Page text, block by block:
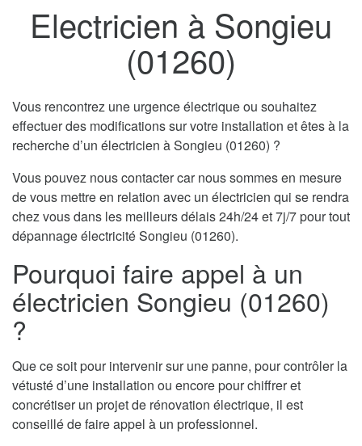
Electricien à Songieu
(01260)
Vous rencontrez une urgence électrique ou souhaitez
effectuer des modifications sur votre installation et êtes à la
recherche d’un électricien à Songieu (01260) ?
Vous pouvez nous contacter car nous sommes en mesure
de vous mettre en relation avec un électricien qui se rendra
chez vous dans les meilleurs délais 24h/24 et 7j/7 pour tout
dépannage électricité Songieu (01260).
Pourquoi faire appel à un
électricien Songieu (01260)
?
Que ce soit pour intervenir sur une panne, pour contrôler la
vétusté d’une installation ou encore pour chiffrer et
concrétiser un projet de rénovation électrique, il est
conseillé de faire appel à un professionnel.